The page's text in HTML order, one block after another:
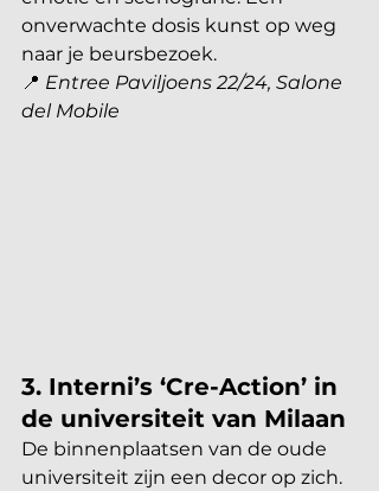
onverwachte dosis kunst op weg
naar je beursbezoek.
📍 Entree Paviljoens 22/24, Salone
del Mobile
3. Interni’s ‘Cre-Action’ in
de universiteit van Milaan
De binnenplaatsen van de oude
universiteit zijn een decor op zich.